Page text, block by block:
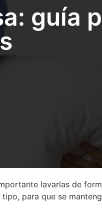
guía
lavarlas de
tipo, para que se